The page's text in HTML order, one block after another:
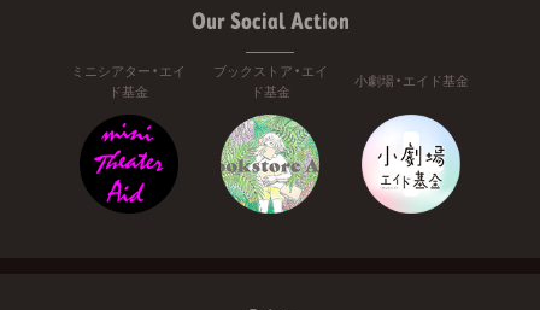
Our Social Action
ミニシアター・エイ
ド基金
ブックストア・エイ
ド基金
小劇場・エイド基金